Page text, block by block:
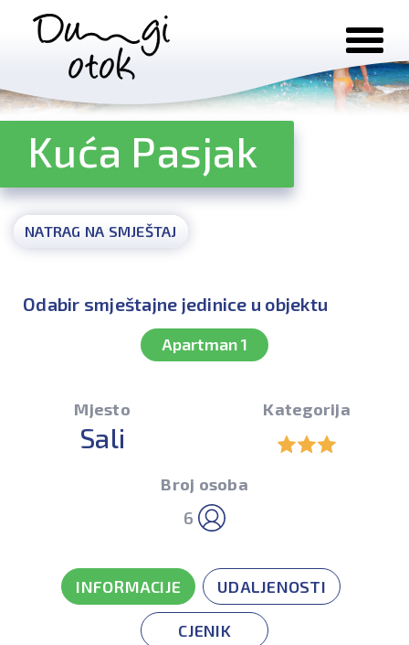
Preskoči na sadržaj
Kuća Pasjak
NATRAG NA SMJEŠTAJ
Odabir smještajne jedinice u objektu
Apartman 1
Mjesto
Sali
Kategorija
Broj osoba
6
INFORMACIJE UDALJENOSTI
CJENIK